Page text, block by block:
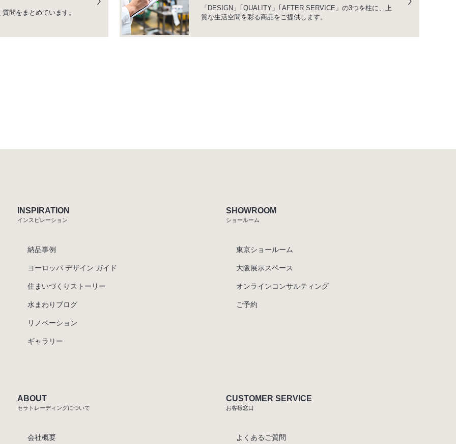
問をまとめています。
「DESIGN」｢QUALITY」｢AFTER SERVICE」の3つを柱に、上
質な生活空間を彩る商品をご提供します。
INSPIRATION
インスピレーション
納品事例
ヨーロッパ デザイン ガイド
住まいづくりストーリー
水まわりブログ
リノベーション
ギャラリー
SHOWROOM
ショールーム
東京ショールーム
大阪展示スペース
オンラインコンサルティング
ご予約
ABOUT
セラトレーディングについて
会社概要
CUSTOMER SERVICE
お客様窓口
よくあるご質問